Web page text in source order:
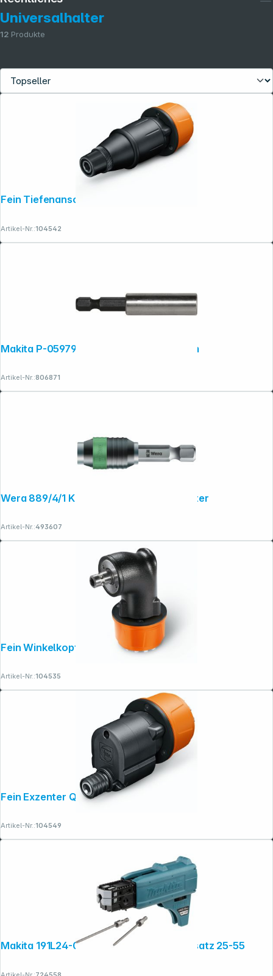
Universalhalter
12 Produkte
Artikel-Nr.:104542
Makita P-05979 Magnethalter 1/4" 60mm
Artikel-Nr.:806871
Wera 889/4/1 K Rapidaptor Universalhalter
Artikel-Nr.:493607
Fein Winkelkopf Q QuickIN Zubehör
Artikel-Nr.:104535
Fein Exzenter QuickIN Zubehör
Artikel-Nr.:104549
Makita 191L24-0 Magazinschrauben Vorsatz 25-55